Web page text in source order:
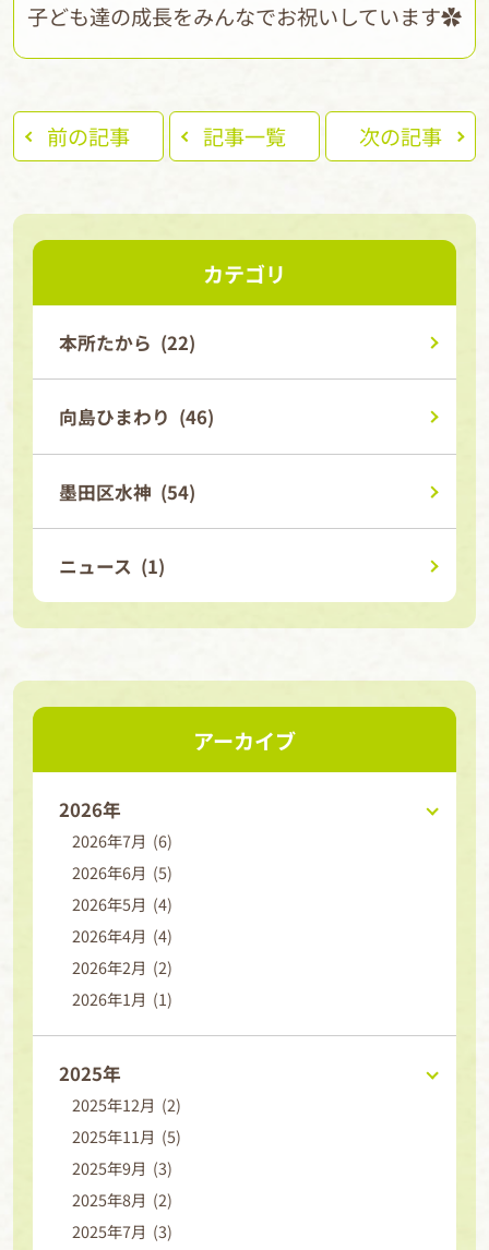
子ども達の成長をみんなでお祝いしています✿
前の記事 記事一覧 次の記事
カテゴリ
本所たから (22)
向島ひまわり (46)
墨田区水神 (54)
ニュース (1)
アーカイブ
2026年
2026年7月 (6)
2026年6月 (5)
2026年5月 (4)
2026年4月 (4)
2026年2月 (2)
2026年1月 (1)
2025年
2025年12月 (2)
2025年11月 (5)
2025年9月 (3)
2025年8月 (2)
2025年7月 (3)